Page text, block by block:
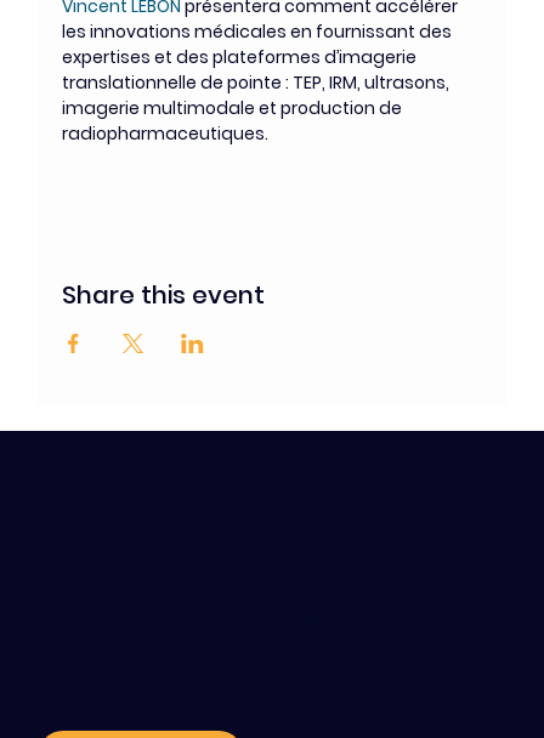
Vincent LEBON présentera comment accélérer
les innovations médicales en fournissant des
expertises et des plateformes d’imagerie
translationnelle de pointe : TEP, IRM, ultrasons,
imagerie multimodale et production de
radiopharmaceutiques.
Share this event